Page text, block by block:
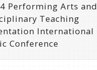
Performing Arts and
Teaching
International
Conference